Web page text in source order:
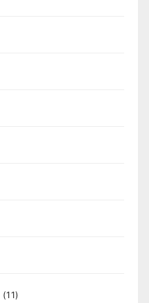
(11)